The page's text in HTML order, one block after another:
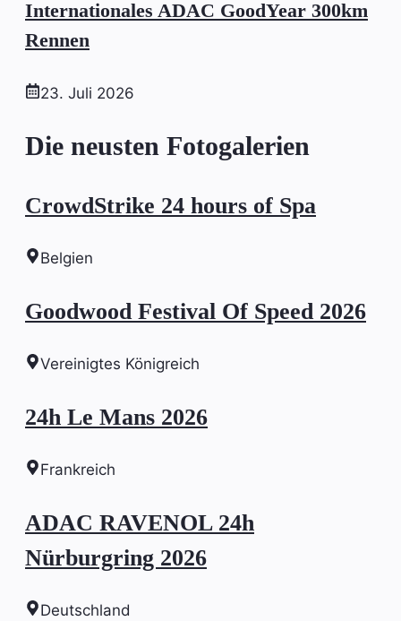
Internationales ADAC GoodYear 300km
Rennen
23. Juli 2026
Die neusten Fotogalerien
CrowdStrike 24 hours of Spa
Belgien
Goodwood Festival Of Speed 2026
Vereinigtes Königreich
24h Le Mans 2026
Frankreich
ADAC RAVENOL 24h
Nürburgring 2026
Deutschland